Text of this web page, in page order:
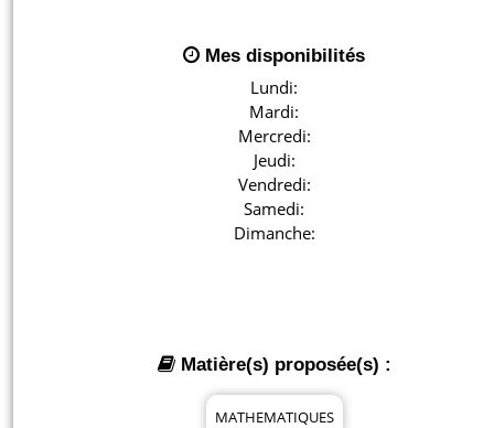
Mes disponibilités
Lundi:
Mardi:
Mercredi:
Jeudi:
Vendredi:
Samedi:
Dimanche:
Matière(s) proposée(s) :
MATHEMATIQUES